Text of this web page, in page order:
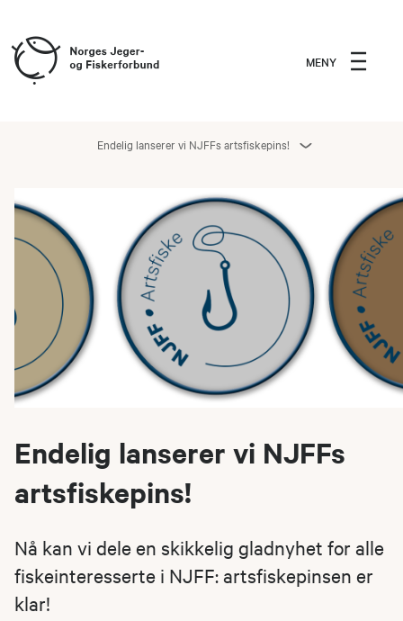
MENY
Endelig lanserer vi NJFFs artsfiskepins!
Endelig lanserer vi NJFFs
artsfiskepins!
Nå kan vi dele en skikkelig gladnyhet for alle
fiskeinteresserte i NJFF: artsfiskepinsen er
klar!